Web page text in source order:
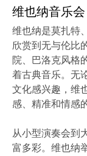
维也纳音乐会
维也纳是莫扎特
欣赏到无与伦比
院、巴洛克风格
着古典音乐。无
文化感兴趣，维
感、精准和情感
从小型演奏会到
富多彩。维也纳